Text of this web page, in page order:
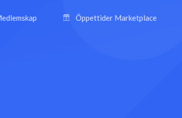
Öppettider Marketplace